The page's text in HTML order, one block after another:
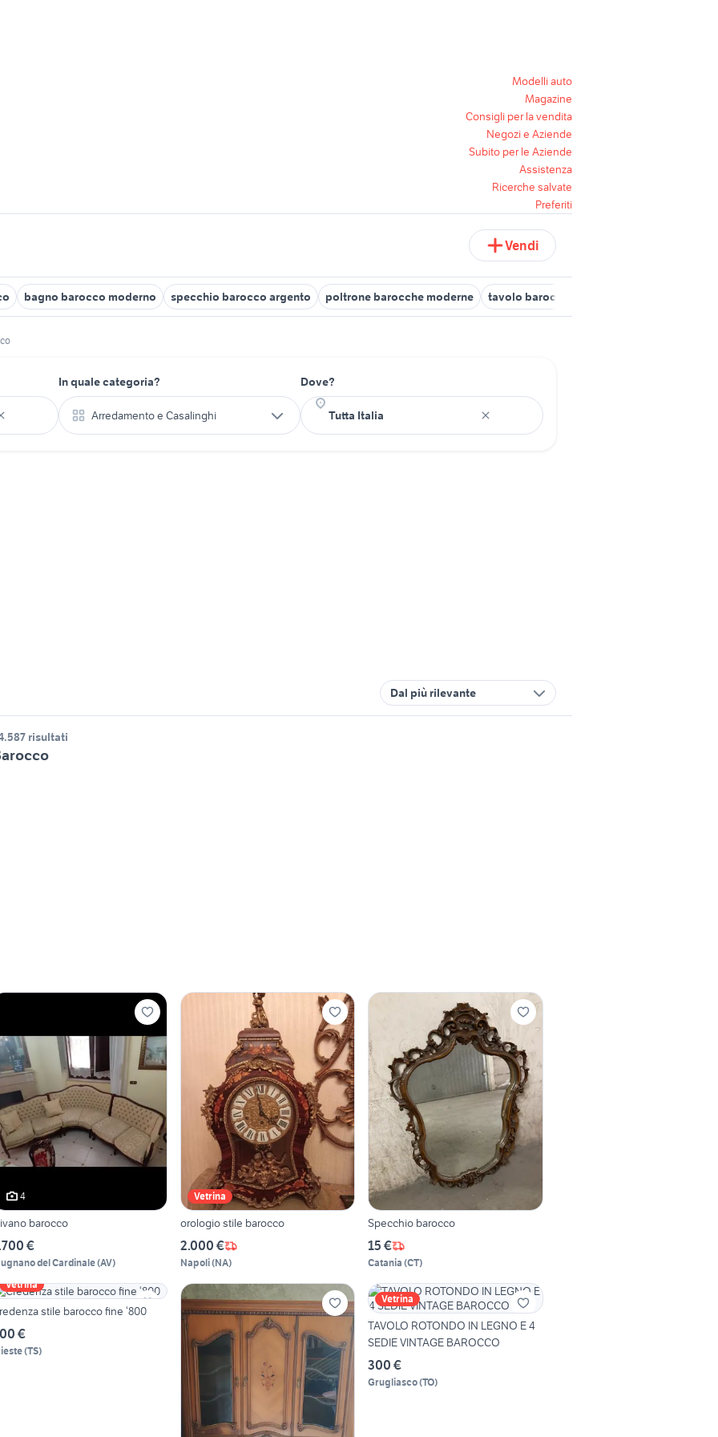
Modelli auto
Magazine
Consigli per la vendita
Negozi e Aziende
Subito per le Aziende
Assistenza
Ricerche salvate
Preferiti
Vendi
bagno barocco moderno specchio barocco argento poltrone barocche moderne tavolo barocco
In quale categoria?
Arredamento e Casalinghi
Dove?
Dal più rilevante
risultati
4
barocco
€
del Cardinale(AV)
Vetrina
orologio stile barocco
2.000 €
Napoli(NA)
Specchio barocco
15 €
Catania (CT)
Vetrina
stile barocco fine ‘800
€
(TS)
Vetrina
TAVOLO ROTONDO IN LEGNO E 4
SEDIE VINTAGE BAROCCO
300 €
Grugliasco(TO)